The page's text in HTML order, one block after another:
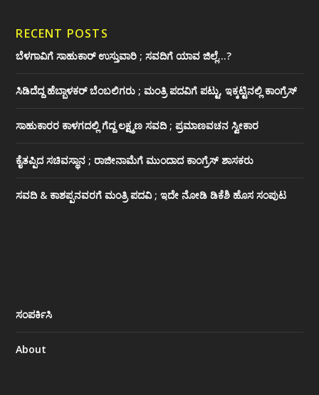
RECENT POSTS
ಬೆಳಗಾವಿಗೆ ಸಾಹುಕಾರ್ ಉಸ್ತುವಾರಿ ; ಸವದಿಗೆ ಯಾವ ಜಿಲ್ಲೆ…?
ಸಿಡಿದೆದ್ದ ಹೆಬ್ಬಾಳಕರ್ ಬೆಂಬಲಿಗರು ; ಮಂತ್ರಿ ಪದವಿಗೆ ‌ಪಟ್ಟು, ಇಕ್ಕಟ್ಟಿನಲ್ಲಿ ಕಾಂಗ್ರೆಸ್
ಸಾಹುಕಾರರ ಕಾಳಗದಲ್ಲಿ ಗೆದ್ದ ಲಕ್ಷ್ಮಣ ಸವದಿ ; ಪ್ರಮಾಣವಚನ ಸ್ವೀಕಾರ
ಕೈತಪ್ಪಿದ ಸಚಿವಸ್ಥಾನ ; ರಾಜೀನಾಮೆಗೆ ಮುಂದಾದ ಕಾಂಗ್ರೆಸ್ ‌ಶಾಸಕರು
ಸವದಿ & ಕಾಶಪ್ಪನವರಗೆ ಮಂತ್ರಿ ಪದವಿ ; ಇದೇ ನೋಡಿ‌ ಡಿಕೆಶಿ ಹೊಸ ಸಂಪುಟ
ಸಂಪರ್ಕಿಸಿ
About